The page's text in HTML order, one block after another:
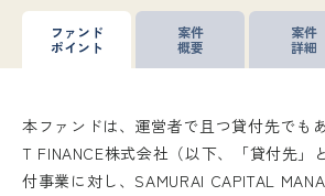
ファンド
ポイント
案件
概要
案件
詳細
本ファンドは、運営者で且つ貸付先でも
T FINANCE株式会社（以下、「貸付先」
付事業に対し、SAMURAI CAPITAL